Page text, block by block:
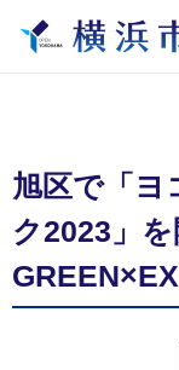
旭区で「ヨ
ク2023」